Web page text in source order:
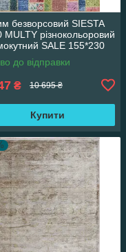
безворсовий SIESTA
MULTY різнокольоровий
SALE 155*230
до відправки
₴ 10 695 ₴
Купити